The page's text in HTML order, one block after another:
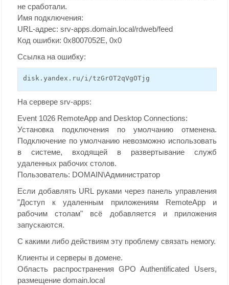
не сработали.
Имя подключения:
URL-адрес: srv-apps.domain.local/rdweb/feed
Код ошибки: 0x8007052E, 0x0
Ссылка на ошибку:
disk.yandex.ru/i/tzGrOT2qVgOTjg
На сервере srv-apps:
Event 1026 RemoteApp and Desktop Connections:
Установка подключения по умолчанию отменена.
Подключение по умолчанию невозможно использовать
в системе, входящей в развертывание служб
удаленных рабочих столов.
Пользователь: DOMAIN\Администратор
Если добавлять URL руками через панель управления
"Доступ к удаленным приложениям RemoteApp и
рабочим столам" всё добавляется и приложения
запускаются.
С какими либо действиям эту проблему связать немогу.
Клиенты и серверы в домене.
Область распространения GPO Authentificated Users,
размещение domain.local